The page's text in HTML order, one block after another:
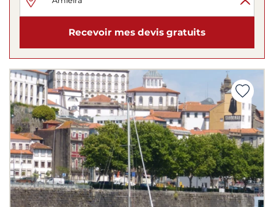
Recevoir mes devis gratuits